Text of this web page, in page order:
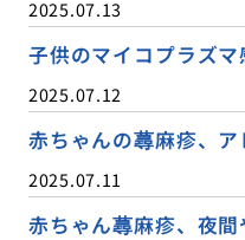
2025.07.13
子供のマイコプラズ
2025.07.12
赤ちゃんの蕁麻疹、
2025.07.11
赤ちゃん蕁麻疹、夜間